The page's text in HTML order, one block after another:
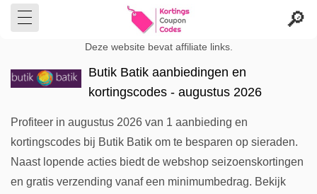
Deze website bevat affiliate links.
Butik Batik aanbiedingen en
kortingscodes - augustus 2026
Profiteer in augustus 2026 van 1 aanbieding en
kortingscodes bij Butik Batik om te besparen op sieraden.
Naast lopende acties biedt de webshop seizoenskortingen
en gratis verzending vanaf een minimumbedrag. Bekijk